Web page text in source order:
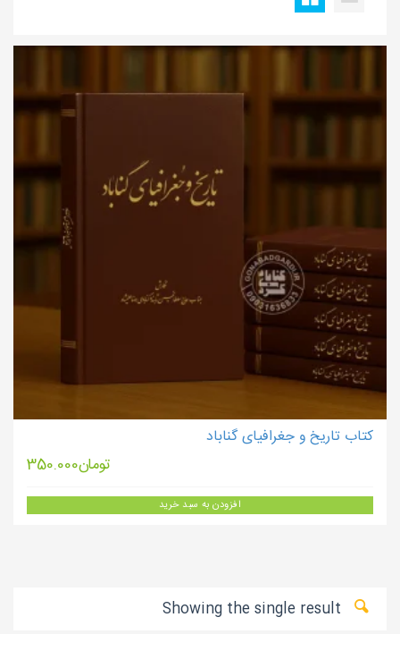
کتاب تاریخ و جغرافیای گناباد
تومان350.000
افزودن به سبد خرید